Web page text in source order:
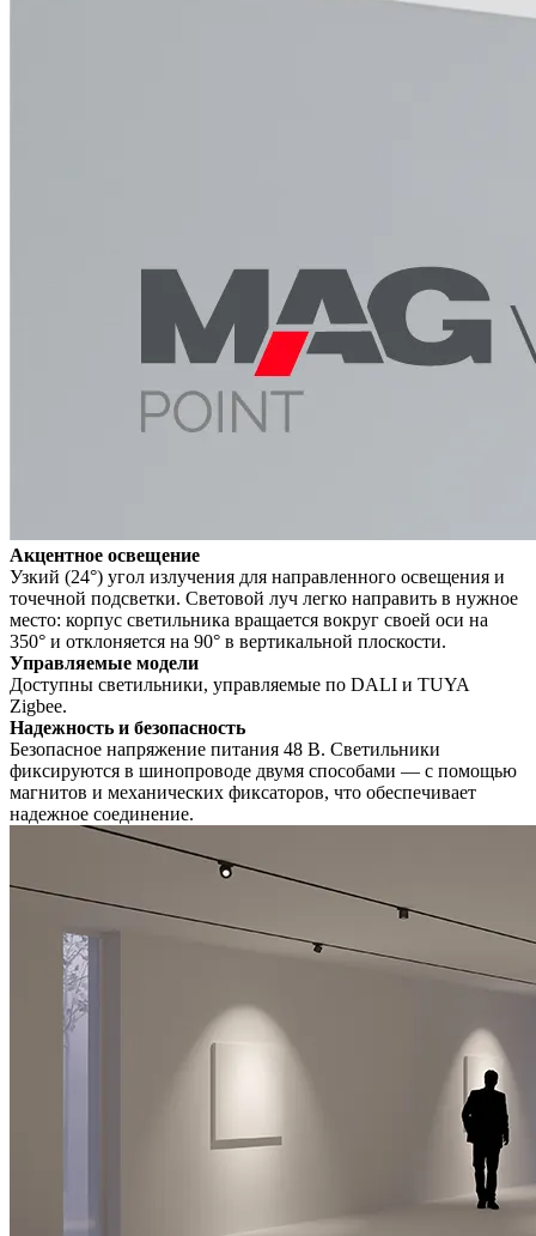
Акцентное освещение
Узкий (24°) угол излучения для направленного освещения и
точечной подсветки. Световой луч легко направить в нужное
место: корпус светильника вращается вокруг своей оси на
350° и отклоняется на 90° в вертикальной плоскости.
Управляемые модели
Доступны светильники, управляемые по DALI и TUYA
Zigbee.
Надежность и безопасность
Безопасное напряжение питания 48 В. Светильники
фиксируются в шинопроводе двумя способами — с помощью
магнитов и механических фиксаторов, что обеспечивает
надежное соединение.